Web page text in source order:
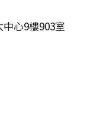
心9樓903室